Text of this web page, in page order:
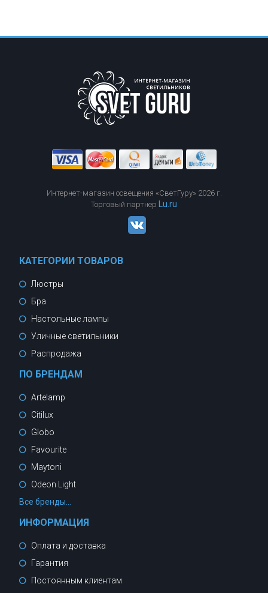
Интернет-магазин освещения «СветГуру» 2026 г.
Торговый партнер Lu.ru
КАТЕГОРИИ ТОВАРОВ
Люстры
Бра
Настольные лампы
Уличные светильники
Распродажа
ПО БРЕНДАМ
Artelamp
Citilux
Globo
Favourite
Maytoni
Odeon Light
Все бренды...
ИНФОРМАЦИЯ
Оплата и доставка
Гарантия
Постоянным клиентам